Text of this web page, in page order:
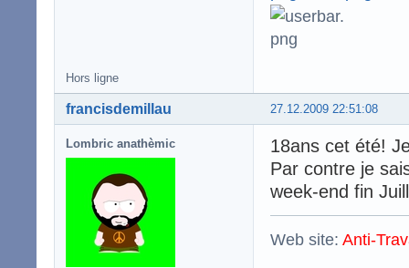
Hors ligne
27.12.2009 22:51:08
francisdemillau
Lombric anathèmic
18ans cet été!
Par contre je
week-end fin
Web site: Anti-